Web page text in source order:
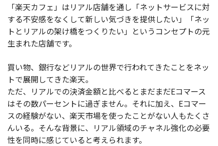
「楽天カフェ」はリアル店舗を通し「ネットサービスに対
する不安感をなくして新しい気づきを提供したい」「ネッ
トとリアルの架け橋をつくりたい」というコンセプトの元
生まれた店舗です。
買い物、銀行などリアルの世界で行われてきたことをネッ
トで展開してきた楽天。
ただ、リアルでの決済金額と比べるとまだまだEコマース
はその数パーセントに過ぎません。それに加え、Eコマー
スの経験がない、楽天市場を使ったことがない人もたくさ
んいる。そんな背景に、リアル領域のチャネル強化の必要
性を同時に感じていると考えられます。